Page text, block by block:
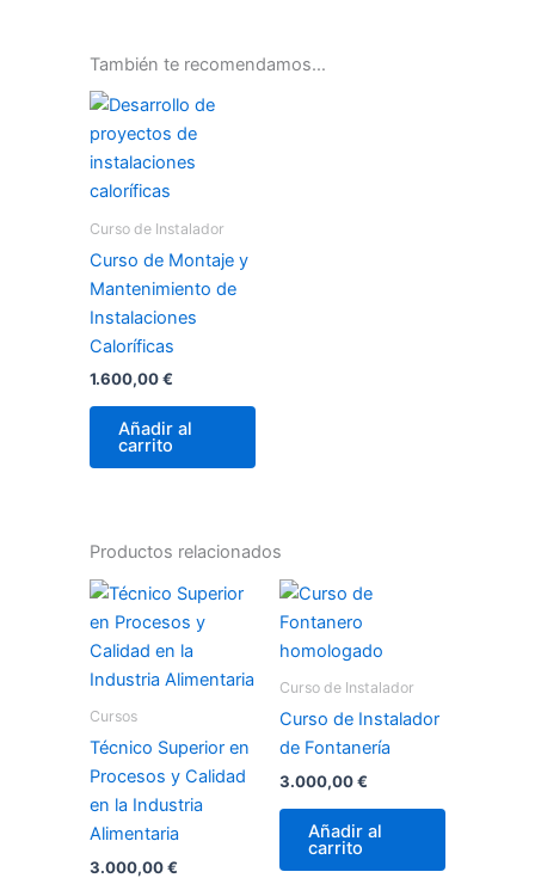
También te recomendamos…
Curso de Instalador
Curso de Montaje y
Mantenimiento de
Instalaciones
Caloríficas
1.600,00€
Añadir al
carrito
Productos relacionados
Cursos
Técnico Superior en
Procesos y Calidad
en la Industria
Alimentaria
3.000,00€
Curso de Instalador
Curso de Instalador
de Fontanería
3.000,00€
Añadir al
carrito